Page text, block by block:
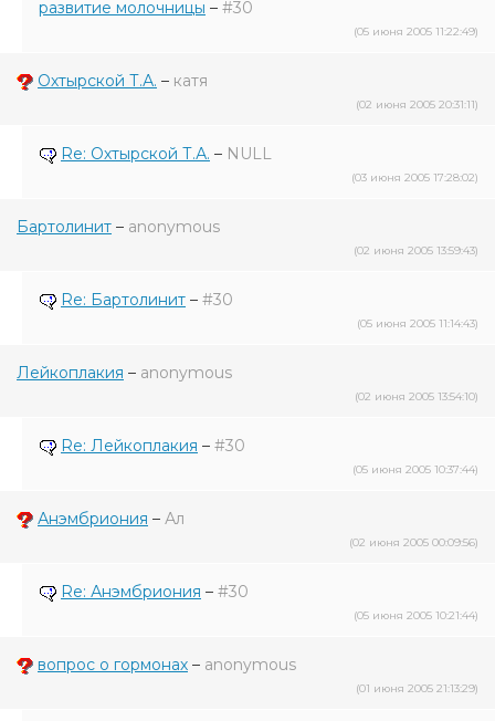
развитие молочницы – #30
(05 июня 2005 11:22:49)
Охтырской Т.А. – катя
(02 июня 2005 20:31:11)
Re: Охтырской Т.А. – NULL
(03 июня 2005 17:28:02)
Бартолинит – anonymous
(02 июня 2005 13:59:43)
Re: Бартолинит – #30
(05 июня 2005 11:14:43)
Лейкоплакия – anonymous
(02 июня 2005 13:54:10)
Re: Лейкоплакия – #30
(05 июня 2005 10:37:44)
Анэмбриония – Ал
(02 июня 2005 00:09:56)
Re: Анэмбриония – #30
(05 июня 2005 10:21:44)
вопрос о гормонах – anonymous
(01 июня 2005 21:13:29)